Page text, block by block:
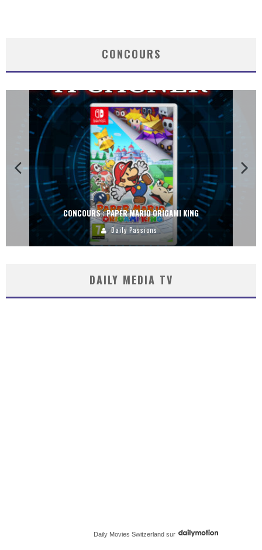
CONCOURS
CONCOURS : PAPER MARIO ORIGAMI KING
Daily Passions
DAILY MEDIA TV
Daily Movies Switzerland sur